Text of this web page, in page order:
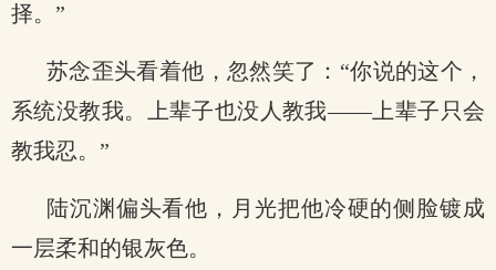
择。”
苏念歪头看着他，忽然笑了：“你说的这个，
系统没教我。上辈子也没人教我——上辈子只会
教我忍。”
陆沉渊偏头看他，月光把他冷硬的侧脸镀成
一层柔和的银灰色。